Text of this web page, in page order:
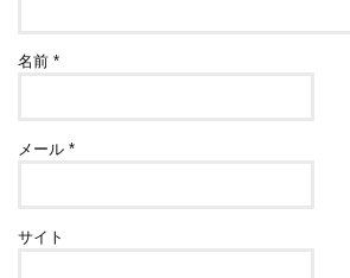
名前*
メール*
サイト